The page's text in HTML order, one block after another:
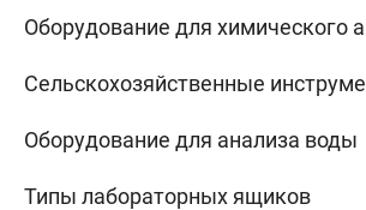
Оборудование для анализа воды
Типы лабораторных ящиков